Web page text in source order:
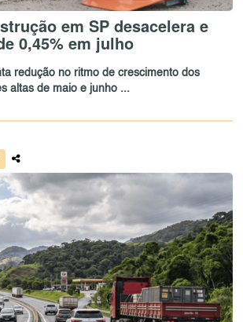
em SP desacelera e
0,45% em julho
redução no ritmo de crescimento dos
altas de maio e junho ...